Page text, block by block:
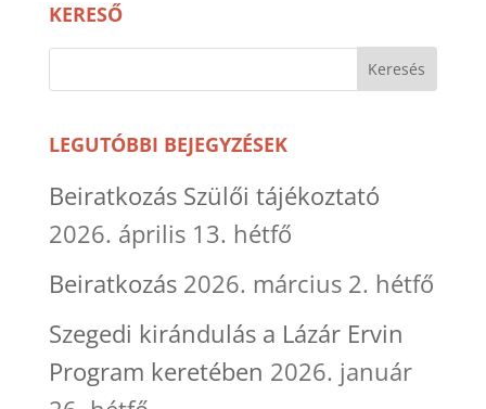
KERESŐ
LEGUTÓBBI BEJEGYZÉSEK
Beiratkozás Szülői tájékoztató
2026. április 13. hétfő
Beiratkozás 2026. március 2. hétfő
Szegedi kirándulás a Lázár Ervin
Program keretében 2026. január